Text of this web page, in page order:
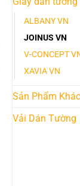
ALBANY VN
JOINUS VN
V-CONCEPT
XAVIA VN
Sản Phẩm Khác
Vải Dán Tường